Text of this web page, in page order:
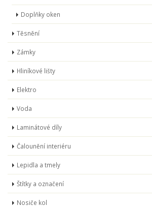
Doplňky oken
Těsnění
Zámky
Hliníkové lišty
Elektro
Voda
Laminátové díly
Čalounění interiéru
Lepidla a tmely
Štítky a označení
Nosiče kol